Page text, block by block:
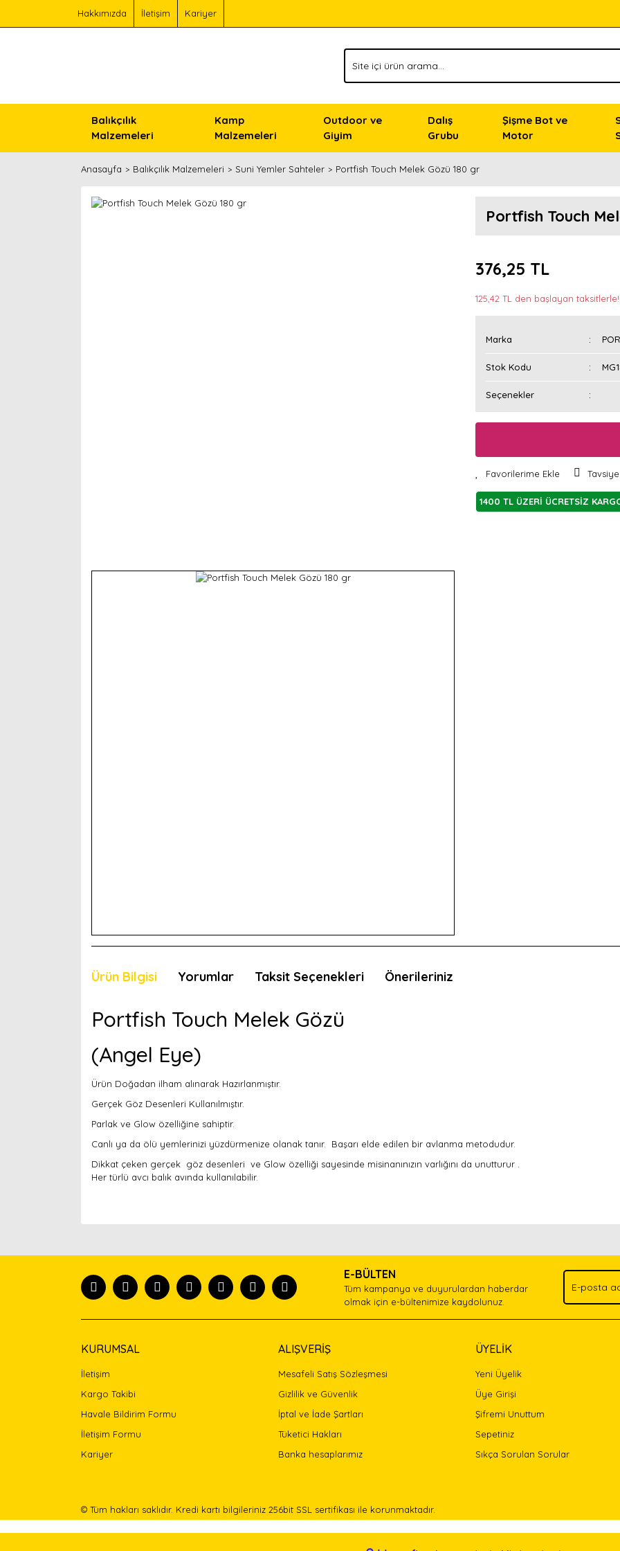
Hakkımızda İletişim Kariyer
Balıkçılık
Malzemeleri
Kamp
Malzemeleri
Outdoor ve
Giyim
Dalış
Grubu
Şişme Bot ve
Motor
Anasayfa Balıkçılık Malzemeleri Suni Yemler Sahteler Portfish Touch Melek Gözü 180 gr
Portfish Touch
376,25 TL
125,42 TL den başlayan taksitlerle!!
Marka
Stok Kodu
Seçenekler
1400 TL ÜZERİ ÜCRETSİZ
Ürün Bilgisi Yorumlar Taksit Seçenekleri Önerileriniz
Portfish Touch Melek Gözü
(Angel Eye)
Ürün Doğadan ilham alınarak Hazırlanmıştır.
Gerçek Göz Desenleri Kullanılmıştır.
Parlak ve Glow özelliğine sahiptir.
Canlı ya da ölü yemlerinizi yüzdürmenize olanak tanır. Başarı elde edilen bir avlanma metodudur.
Dikkat çeken gerçek göz desenleri ve Glow özelliği sayesinde misinanınızın varlığını da unutturur .
Her türlü avcı balık avında kullanılabilir.
Ürün açıklamasında eksik bilgiler bulunuyor.
Bu ürüne benzer farklı alternatifler olmalı.
Gönder
E-BÜLTEN
Tüm kampanya ve duyurulardan haberdar
olmak için e-bültenimize kaydolunuz.
KURUMSAL
İletişim
Kargo Takibi
Havale Bildirim Formu
İletişim Formu
Kariyer
ALIŞVERİŞ
Mesafeli Satış Sözleşmesi
Gizlilik ve Güvenlik
İptal ve İade Şartları
Tüketici Hakları
Banka hesaplarımız
ÜYELİK
Yeni Üyelik
Üye Girişi
Şifremi Unuttum
Sepetiniz
Sıkça Sorulan Sorular
© Tüm hakları saklıdır. Kredi kartı bilgileriniz 256bit SSL sertifikası ile korunmaktadır.